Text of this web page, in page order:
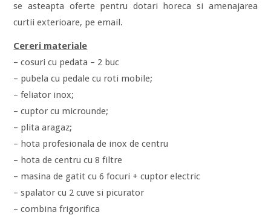
se asteapta oferte pentru dotari horeca si amenajarea
curtii exterioare, pe email.
Cereri materiale
– cosuri cu pedata – 2 buc
– pubela cu pedale cu roti mobile;
– feliator inox;
– cuptor cu microunde;
– plita aragaz;
– hota profesionala de inox de centru
– hota de centru cu 8 filtre
– masina de gatit cu 6 focuri + cuptor electric
– spalator cu 2 cuve si picurator
– combina frigorifica